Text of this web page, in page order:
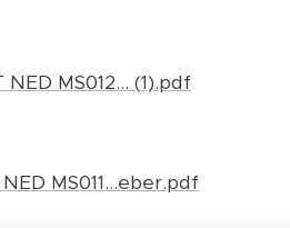
NED MS012... (1).pdf
MS011...eber.pdf